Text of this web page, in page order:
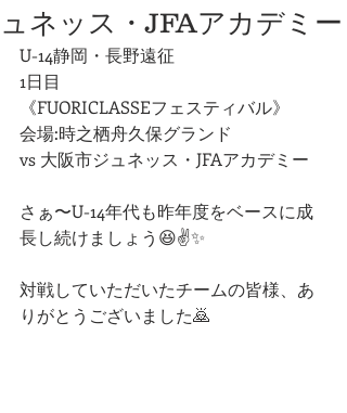
ュネッス・JFAアカデミー
U-14静岡・長野遠征
1日目
《FUORICLASSEフェスティバル》
会場:時之栖舟久保グランド
vs 大阪市ジュネッス・JFAアカデミー
さぁ〜U-14年代も昨年度をベースに成
長し続けましょう😆✌️✨
対戦していただいたチームの皆様、あ
りがとうございました🙇